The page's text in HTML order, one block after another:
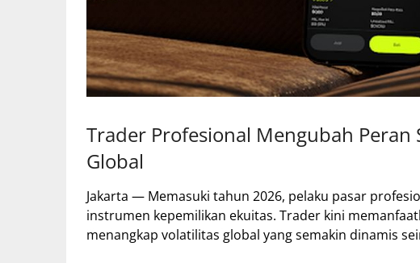
Trader Profesional Mengubah Peran
Global
Jakarta — Memasuki tahun 2026, pelaku pasar
instrumen kepemilikan ekuitas. Trader kini
menangkap volatilitas global yang semakin dinamis